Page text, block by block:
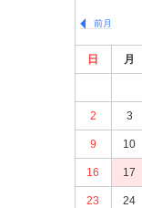
前月
日 月
2 3
9 10
16 17
23 24